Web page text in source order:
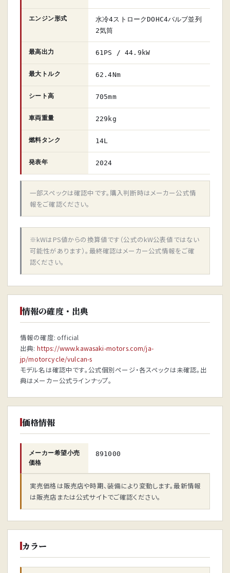
エンジン形式
水冷4ストロークDOHC4バルブ並列
2気筒
最高出力 61PS / 44.9kW
最大トルク 62.4Nm
シート高 705mm
車両重量 229kg
燃料タンク 14L
発表年 2024
一部スペックは確認中です。購入判断時はメーカー公式情
報をご確認ください。
※kWはPS値からの換算値です（公式のkW公表値ではない
可能性があります）。最終確認はメーカー公式情報をご確
認ください。
情報の確度・出典
情報の確度: official
出典: https://www.kawasaki-motors.com/ja-
jp/motorcycle/vulcan-s
モデル名は確認中です。公式個別ページ・各スペックは未確認。出
典はメーカー公式ラインナップ。
価格情報
メーカー希望小売
価格
891000
実売価格は販売店や時期、装備により変動します。最新情報
は販売店または公式サイトでご確認ください。
カラー